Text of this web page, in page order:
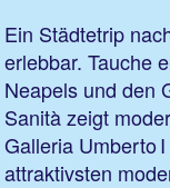
Ein Städtetrip
erlebbar. Tauche
Neapels und den
Sanità zeigt
Galleria Umberto
attraktivsten